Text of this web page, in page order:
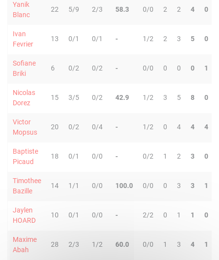
Yanik
Blanc
22 5/9 2/3 58.3 0/0 2 2 4 0
Ivan
Fevrier
13 0/1 0/1 - 1/2 2 3 5 0
Sofiane
Briki
6 0/2 0/2 - 0/0 0 0 0 1
Nicolas
Dorez
15 3/5 0/2 42.9 1/2 3 5 8 0
Victor
Mopsus
20 0/2 0/4 - 1/2 0 4 4 4
Baptiste
Picaud
18 0/1 0/0 - 0/2 1 2 3 0
Timothee
Bazille
14 1/1 0/0 100.0 0/0 0 3 3 1
Jaylen
HOARD
10 0/1 0/0 - 2/2 0 1 1 0
Maxime
Abah
28 2/3 1/2 60.0 0/0 1 3 4 1